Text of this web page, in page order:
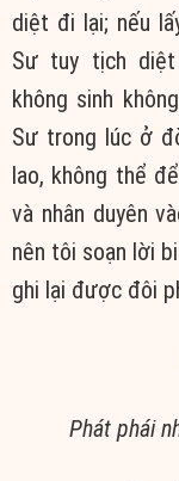
diệt đi lại; nếu
Sư tuy tịch
không sinh
Sư trong lúc ở
lao, không thể
và nhân duyên
nên tôi soạn lời
ghi lại được đôi
Phát phái